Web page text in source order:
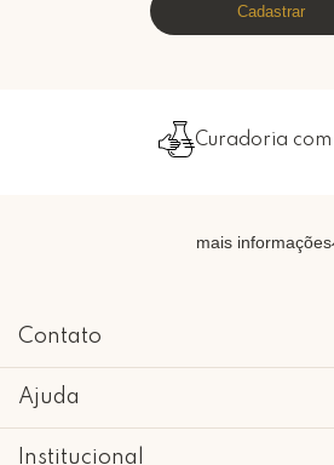
Cadastrar
Curadoria
mais informações
Contato
Ajuda
Institucional